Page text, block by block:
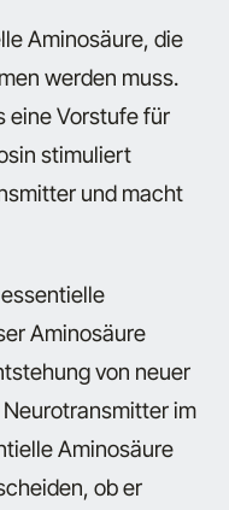
Aminosäure, die
werden muss.
eine Vorstufe für
stimuliert
und macht
Aminosäure
von neuer
im
Aminosäure
ob er